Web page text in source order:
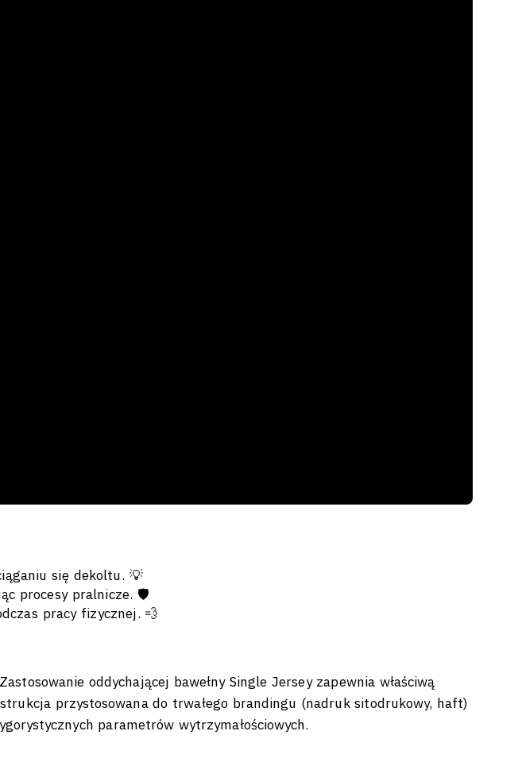
się dekoltu. 💡
procesy pralnicze. 🛡️
pracy fizycznej. 💨
oddychającej bawełny Single Jersey zapewnia właściwą
przystosowana do trwałego brandingu (nadruk sitodrukowy, haft)
parametrów wytrzymałościowych.